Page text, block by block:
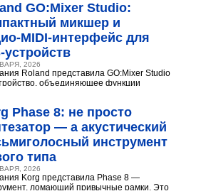
GO:Mixer Studio:
микшер и
для
2026
Roland представила GO:Mixer Studio
объединяющее функции
Phase 8: не просто
— а акустический
инструмент
типа
2026
Korg представила Phase 8 —
ломающий привычные рамки. Это